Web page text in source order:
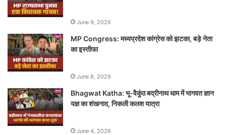
June 9, 2026
MP Congress: मध्यप्रदेश कांग्रेस को झटका, बड़े नेता
का इस्तीफा
June 8, 2026
Bhagwat Katha: भू-वैकुंठ बद्रीनाथ धाम में भागवत ज्ञान
यज्ञ का शंखनाद, निकली कलश यात्रा
June 4, 2026